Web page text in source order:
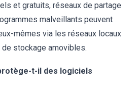
et gratuits, réseaux de partage
malveillants peuvent
mêmes via les réseaux locaux
stockage amovibles.
t-il des logiciels